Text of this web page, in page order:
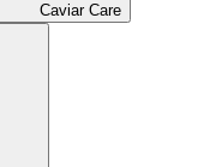
Caviar Care